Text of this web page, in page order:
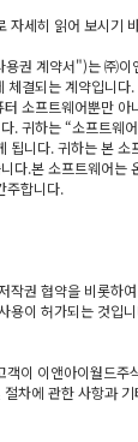
자세히 읽어 보시기
권 계약서")는 ㈜
체결되는 계약입니다.
소프트웨어뿐만
. 귀하는 “소프트웨
됩니다. 귀하는 본
다.본 소프트웨어는
주합니다.
작권 협약을 비롯하
용이 허가되는 것입
이 이앤아이월드주
차에 관한 사항과